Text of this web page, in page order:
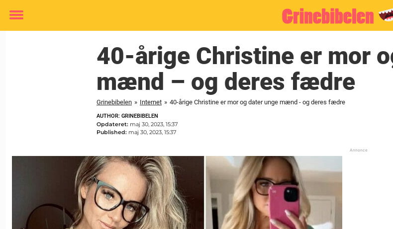
Toggle
40-årige Christine er mor
mænd – og deres fædre
Grinebibelen » Internet » 40-årige Christine er mor og dater unge mænd - og deres fædre
AUTHOR: GRINEBIBELEN
Opdateret: maj 30, 2023, 15:37
Published: maj 30, 2023, 15:37